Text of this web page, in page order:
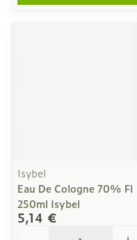
Isybel
Eau De Cologne 70% Fl
250ml Isybel
5,14 €